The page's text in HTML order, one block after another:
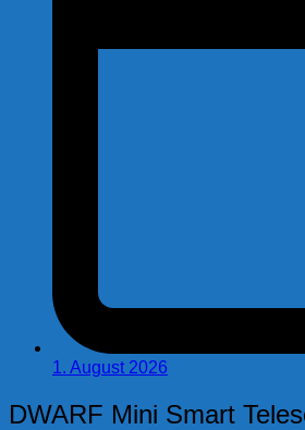
1. August 2026
DWARF Mini Smart